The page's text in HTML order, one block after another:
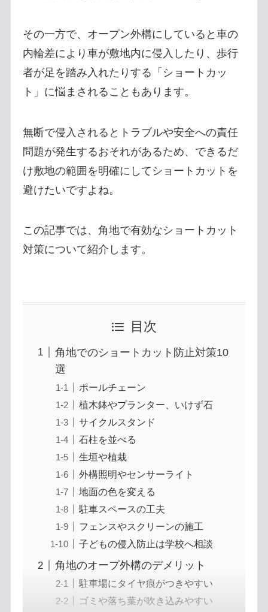
その一方で、オープン外構にしていると車の
内輪差により車が敷地内に侵入したり、歩行
者が足を踏み入れたりする「ショートカッ
ト」に悩まされることもあります。
無断で侵入されるとトラブルや安全への責任
問題が発生するおそれがあるため、できるだ
け敷地の範囲を明確にしてショートカットを
避けたいですよね。
この記事では、角地で有効なショートカット
対策について紹介します。
目次
角地でのショートカット防止対策10
選
ポールチェーン
植木鉢やプランター、いけず石
サイクルスタンド
石柱を並べる
生垣や植栽
外構照明やセンサーライト
地面の色を変える
駐車スペースの工夫
フェンスやスクリーンの施工
子どもの侵入防止は学校へ相談
角地のオープ外構のデメリット
駐車場にタイヤ痕がつきやすい
ゴミや落ち葉が吹き込みやすい